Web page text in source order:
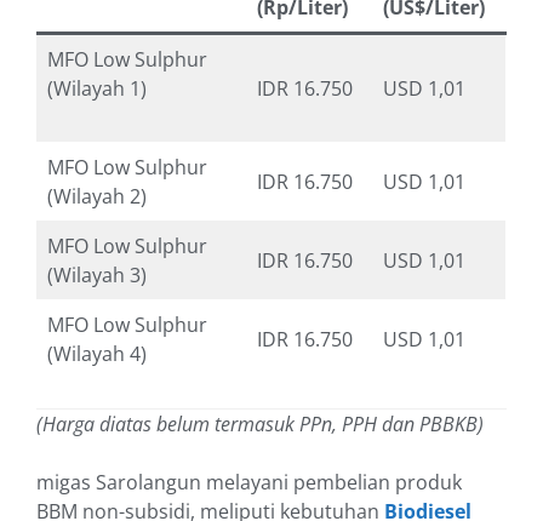
(Rp/Liter)
(US$/Liter)
MFO Low Sulphur
(Wilayah 1)
IDR 16.750 USD 1,01
MFO Low Sulphur
(Wilayah 2)
IDR 16.750 USD 1,01
MFO Low Sulphur
(Wilayah 3)
IDR 16.750 USD 1,01
MFO Low Sulphur
(Wilayah 4)
IDR 16.750 USD 1,01
(Harga diatas belum termasuk PPn, PPH dan PBBKB)
migas Sarolangun melayani pembelian produk
BBM non-subsidi, meliputi kebutuhan Biodiesel